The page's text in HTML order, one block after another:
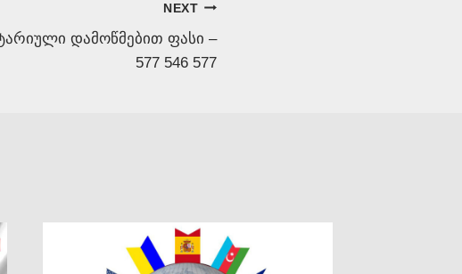
NEXT
დამოწმებით ფასი –
577 546 577